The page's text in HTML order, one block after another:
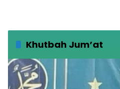
Khutbah Jum’at